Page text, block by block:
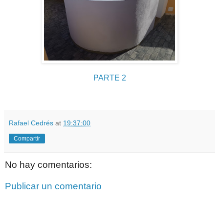
PARTE 2
Rafael Cedrés at 19:37:00
Compartir
No hay comentarios:
Publicar un comentario